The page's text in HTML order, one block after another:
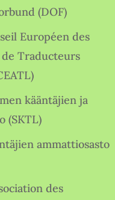
(DOF)
Européen des
de Traducteurs
kääntäjien ja
(SKTL)
ammattiosasto
des